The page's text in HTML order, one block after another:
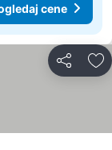
cene
Deli